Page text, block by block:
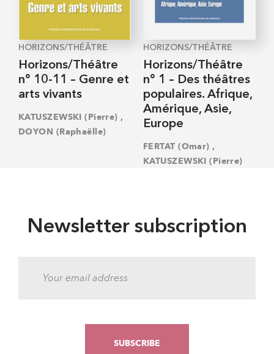
HORIZONS/THÉÂTRE
Horizons/Théâtre
n° 10-11 – Genre et
arts vivants
KATUSZEWSKI (Pierre) ,
DOYON (Raphaëlle)
HORIZONS/THÉÂTRE
Horizons/Théâtre
n° 1 – Des théâtres
populaires. Afrique,
Amérique, Asie,
Europe
FERTAT (Omar) ,
KATUSZEWSKI (Pierre)
Newsletter subscription